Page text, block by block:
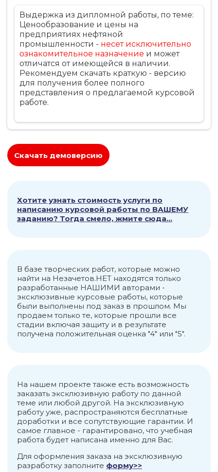
предприятия……………………14
Глава 3 Анализ цен и ценовой политики
предприятия……………………..18
3.1. Анализ ценообразующих
факторов……………………………………...20
3.2.Выявление резервов изменения цен
на продукцию предприятия……...22
3.3. Анализ влияния государства на
цены……………………………………23
Глава 4 Резервы и пути оптимизации
4.1. Стимулирование
спроса…………………………………………………..26
4.2. Ценообразование в условиях
инфляции…………………………………26
Выдержка из дипломной работы, по теме:
Ценообразование и цены на
предприятиях нефтяной
промышленности - несет исключительно
ознакомительное назначение и может
отличатся от имеющейся в наличии.
Рекомендуем скачать краткую - версию
для получения более полного
представления о предлагаемой курсовой
работе.
Скачать демоверсию
Хотите узнать стоимость услуги по
написанию курсовой работы по ВАШЕМУ
заданию? Тогда смело, жмите сюда...
В базе творческих работ, которые можно
найти на Незачетов.НЕТ находятся только
разработанные НАШИМИ авторами -
эксклюзивные курсовые работы, которые
были выполнены под заказ в прошлом. Мы
продаем только те, которые прошли все
стадии включая защиту и в результате
получена положительная оценка "4" или "5".
На нашем проекте также есть возможность
заказать эксклюзивную работу по данной
теме или любой другой. На эксклюзивную
работу уже, распространяются бесплатные
доработки и все сопутствующие гарантии. И
самое главное - гарантировано, что учебная
работа будет написана именно для Вас.
Для оформления заказа на эксклюзивную
разработку заполните форму>>